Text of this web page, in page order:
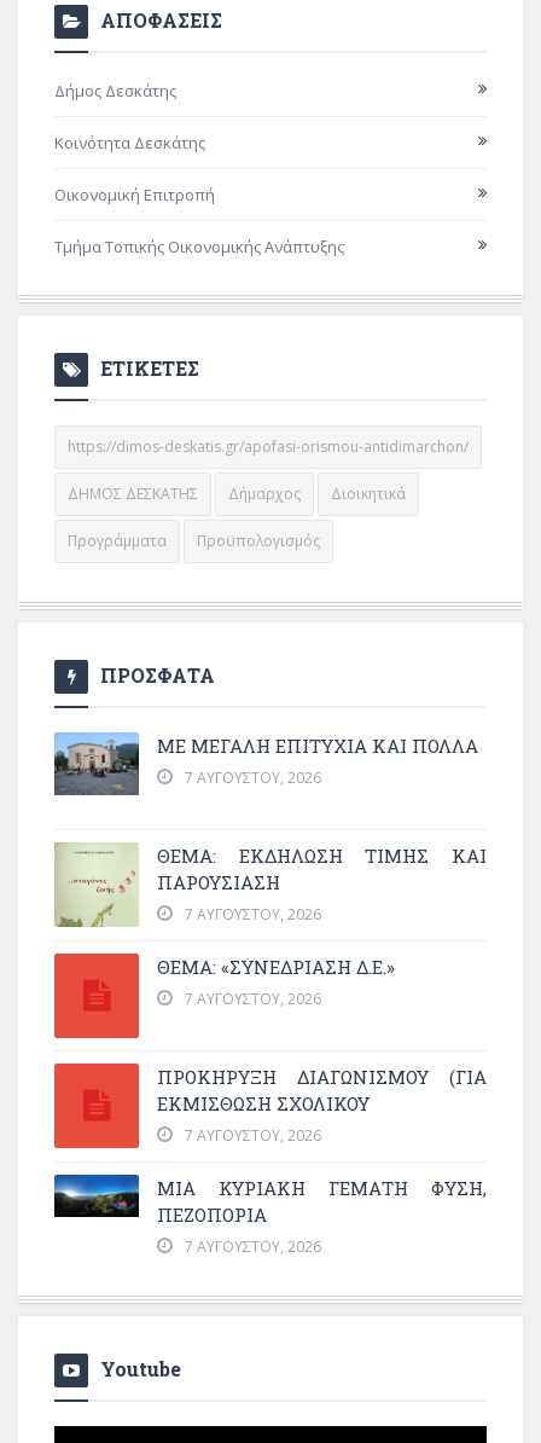
ΑΠΟΦΑΣΕΙΣ
Δήμος Δεσκάτης
Κοινότητα Δεσκάτης
Οικονομική Επιτροπή
Τμήμα Τοπικής Οικονομικής Ανάπτυξης
ΕΤΙΚΕΤΕΣ
https://dimos-deskatis.gr/apofasi-orismou-antidimarchon/
ΔΗΜΟΣ ΔΕΣΚΑΤΗΣ Δήμαρχος Διοικητικά
Προγράμματα Προϋπολογισμός
ΠΡΟΣΦΑΤΑ
ΜΕ ΜΕΓΆΛΗ ΕΠΙΤΥΧΊΑ ΚΑΙ ΠΟΛΛΆ
7 ΑΥΓΟΎΣΤΟΥ, 2026
ΘΈΜΑ: ΕΚΔΉΛΩΣΗ ΤΙΜΉΣ ΚΑΙ
ΠΑΡΟΥΣΊΑΣΗ
7 ΑΥΓΟΎΣΤΟΥ, 2026
ΘΕΜΑ: «ΣΥΝΕΔΡΊΑΣΗ Δ.Ε.»
7 ΑΥΓΟΎΣΤΟΥ, 2026
ΠΡΟΚΗΡΥΞΗ ΔΙΑΓΩΝΙΣΜΟΥ (ΓΙΑ
ΕΚΜΊΣΘΩΣΗ ΣΧΟΛΙΚΟΎ
7 ΑΥΓΟΎΣΤΟΥ, 2026
ΜΙΑ ΚΥΡΙΑΚΉ ΓΕΜΆΤΗ ΦΎΣΗ,
ΠΕΖΟΠΟΡΊΑ
7 ΑΥΓΟΎΣΤΟΥ, 2026
Youtube